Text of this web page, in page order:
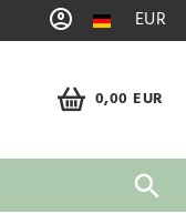
EUR
0,00 EUR